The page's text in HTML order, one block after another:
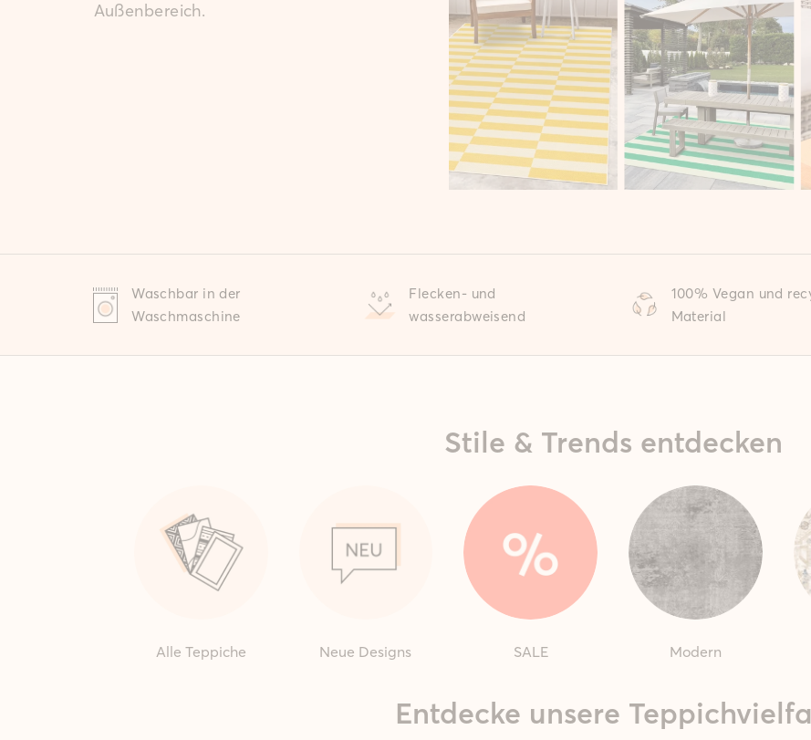
Außenbereich.
Waschbar in der
Waschmaschine
Flecken- und
wasserabweisend
100% Vegan und
Material
Stile & Trends entdecken
Alle Teppiche Neue Designs SALE Modern
Entdecke unsere